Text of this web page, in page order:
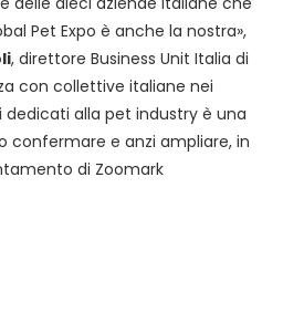
Pet Expo è anche la nostra»,
, direttore Business Unit Italia di
con collettive italiane nei
alla pet industry è una
confermare e anzi ampliare, in
di Zoomark